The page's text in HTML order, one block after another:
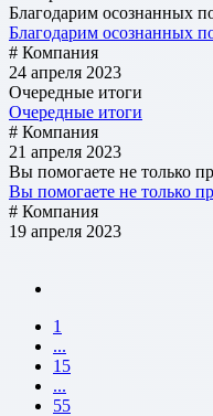
Благодарим осознанных
Благодарим осознанных
# Компания
24 апреля 2023
Очередные итоги
Очередные итоги
# Компания
21 апреля 2023
Вы помогаете не только
Вы помогаете не только
# Компания
19 апреля 2023
1
...
15
...
55